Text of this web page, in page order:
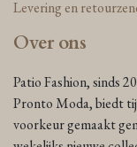
Levering en
Over ons
Patio Fashion, sinds
Pronto Moda, biedt
voorkeur gemaakt